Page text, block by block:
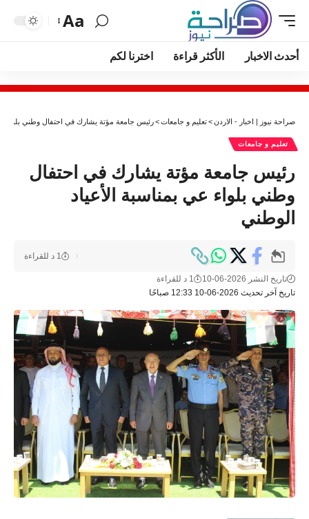
Aa
أحدث الاخبار الأكثر قراءة اخترنا لكم
صراحة نيوز | اخبار - الاردن>تعليم و جامعات>رئيس جامعة مؤتة يشارك في احتفال وطني بلواء
تعليم و جامعات
رئيس جامعة مؤتة يشارك في احتفال
وطني بلواء عي بمناسبة الأعياد
الوطني
تاريخ آخر تحديث 2026-06-10 12:33 صباحًا
تاريخ النشر 2026-06-10 1 د للقراءة
1 د للقراءة